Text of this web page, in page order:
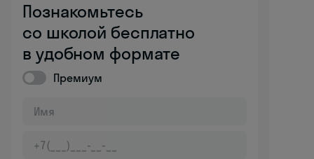
Познакомьтесь
со школой бесплатно
в удобном формате
Премиум